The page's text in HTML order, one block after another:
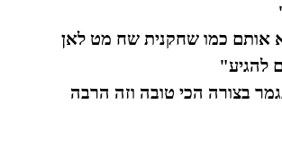
אותם כמו שחקנית שח מט לאן
להגיע"
בצורה הכי טובה וזה הרבה